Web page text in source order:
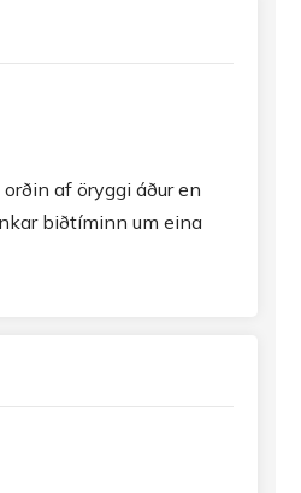
af öryggi áður en
biðtíminn um eina